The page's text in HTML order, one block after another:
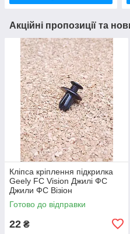
Акційні пропозиції та
Кліпса кріплення підкрилка
Geely FC Vision Джилі ФС
Джили ФС Візіон
Готово до відправки
22 ₴